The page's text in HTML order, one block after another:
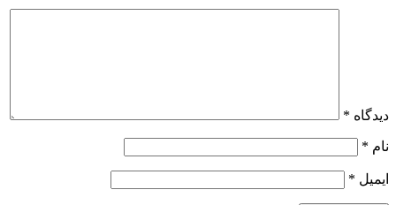
دیدگاه *
نام *
ایمیل *